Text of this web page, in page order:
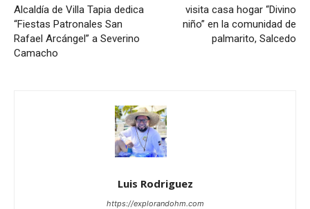
Alcaldía de Villa Tapia dedica
“Fiestas Patronales San
Rafael Arcángel” a Severino
Camacho
visita casa hogar “Divino
niño” en la comunidad de
palmarito, Salcedo
Luis Rodriguez
https://explorandohm.com